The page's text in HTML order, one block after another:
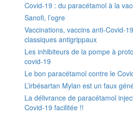
Covid-19 : du paracétamol à la
Sanofi, l’ogre
Vaccinations, vaccins anti-Covid-
classiques antigrippaux
Les inhibiteurs de la pompe à
covid-19
Le bon paracétamol contre le
L’irbésartan Mylan est un faux
La délivrance de paracétamol
Covid-19 facilitée !!